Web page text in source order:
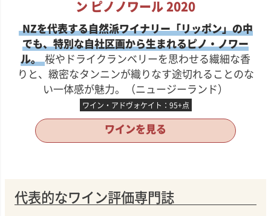
ン ピノノワール 2020
NZを代表する自然派ワイナリー「リッポン」の中
でも、特別な自社区画から生まれるピノ・ノワー
ル。 桜やドライクランベリーを思わせる繊細な香
りと、緻密なタンニンが織りなす途切れることのな
い一体感が魅力。（ニュージーランド）
ワイン・アドヴォケイト：95+点
ワインを見る
代表的なワイン評価専門誌